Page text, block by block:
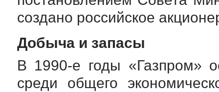
создано российское
Добыча и запасы
В 1990-е годы «Газпром»
среди общего